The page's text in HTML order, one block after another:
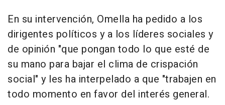
En su intervención, Omella ha pedido a los
dirigentes políticos y a los líderes sociales y
de opinión "que pongan todo lo que esté de
su mano para bajar el clima de crispación
social" y les ha interpelado a que "trabajen en
todo momento en favor del interés general.